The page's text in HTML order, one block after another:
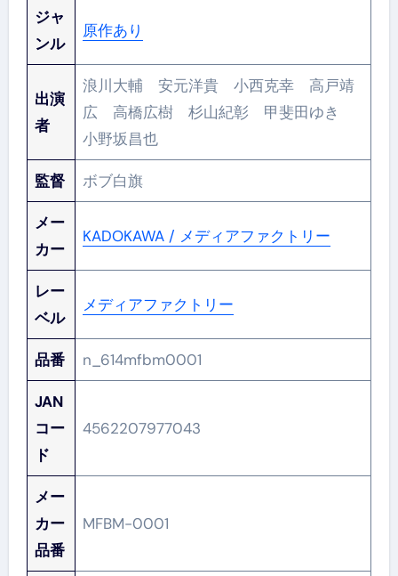
ジャ
ンル
原作あり
出演
者
浪川大輔 安元洋貴 小西克幸 高戸靖
広 高橋広樹 杉山紀彰 甲斐田ゆき
小野坂昌也
監督 ボブ白旗
メー
カー
KADOKAWA / メディアファクトリー
レー
ベル
メディアファクトリー
品番 n_614mfbm0001
JAN
コー
ド
4562207977043
メー
カー
品番
MFBM-0001